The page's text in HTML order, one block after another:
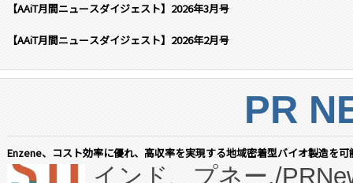
【AAiT月間ニュースダイジェスト】2026年3月号
【AAiT月間ニュースダイジェスト】2026年2月号
PR
Enzene、コスト効率に優れ、高収率を実現する地域密着型バイオ製造を
インド、プネー,/